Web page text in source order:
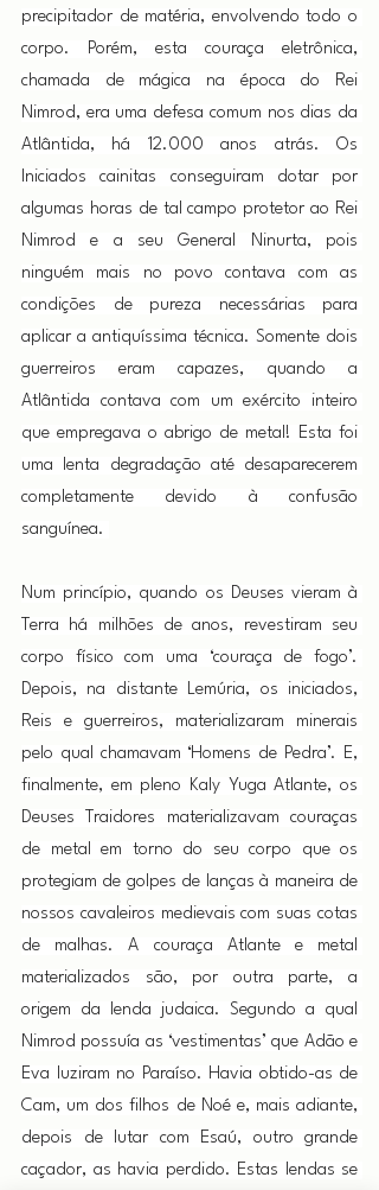
precipitador de matéria, envolvendo todo o
corpo. Porém, esta couraça eletrônica,
chamada de mágica na época do Rei
Nimrod, era uma defesa comum nos dias da
Atlântida, há 12.000 anos atrás. Os
Iniciados cainitas conseguiram dotar por
algumas horas de tal campo protetor ao Rei
Nimrod e a seu General Ninurta, pois
ninguém mais no povo contava com as
condições de pureza necessárias para
aplicar a antiquíssima técnica. Somente dois
guerreiros eram capazes, quando a
Atlântida contava com um exército inteiro
que empregava o abrigo de metal! Esta foi
uma lenta degradação até desaparecerem
completamente devido à confusão
sanguínea.
Num princípio, quando os Deuses vieram à
Terra há milhões de anos, revestiram seu
corpo físico com uma ‘couraça de fogo’.
Depois, na distante Lemúria, os iniciados,
Reis e guerreiros, materializaram minerais
pelo qual chamavam ‘Homens de Pedra’. E,
finalmente, em pleno Kaly Yuga Atlante, os
Deuses Traidores materializavam couraças
de metal em torno do seu corpo que os
protegiam de golpes de lanças à maneira de
nossos cavaleiros medievais com suas cotas
de malhas. A couraça Atlante e metal
materializados são, por outra parte, a
origem da lenda judaica. Segundo a qual
Nimrod possuía as ‘vestimentas’ que Adão e
Eva luziram no Paraíso. Havia obtido-as de
Cam, um dos filhos de Noé e, mais adiante,
depois de lutar com Esaú, outro grande
caçador, as havia perdido. Estas lendas se